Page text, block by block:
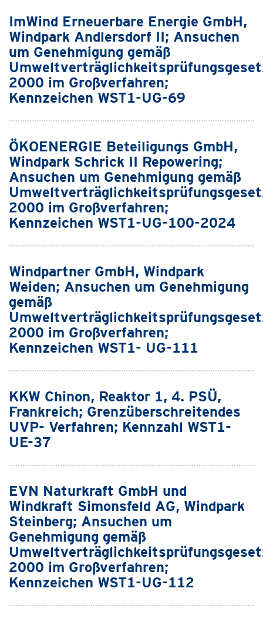
ImWind Erneuerbare Energie GmbH,
Windpark Andlersdorf II; Ansuchen
um Genehmigung gemäß
2000 im Großverfahren;
Kennzeichen WST1-UG-69
ÖKOENERGIE Beteiligungs GmbH,
Windpark Schrick II Repowering;
Ansuchen um Genehmigung gemäß
2000 im Großverfahren;
Kennzeichen WST1-UG-100-2024
Windpartner GmbH, Windpark
Weiden; Ansuchen um Genehmigung
gemäß
2000 im Großverfahren;
Kennzeichen WST1- UG-111
KKW Chinon, Reaktor 1, 4. PSÜ,
Frankreich; Grenzüberschreitendes
UVP- Verfahren; Kennzahl WST1-
UE-37
EVN Naturkraft GmbH und
Windkraft Simonsfeld AG, Windpark
Steinberg; Ansuchen um
Genehmigung gemäß
2000 im Großverfahren;
Kennzeichen WST1-UG-112